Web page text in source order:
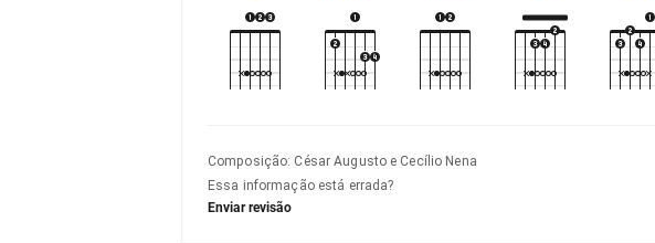
Composição: César Augusto e Cecílio Nena
Essa informação está errada?
Enviar revisão